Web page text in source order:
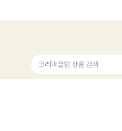
크레마클럽 상품 검색